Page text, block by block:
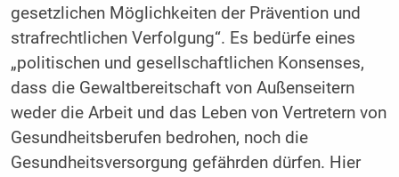
gesetzlichen Möglichkeiten der Prävention und
strafrechtlichen Verfolgung“. Es bedürfe eines
„politischen und gesellschaftlichen Konsenses,
dass die Gewaltbereitschaft von Außenseitern
weder die Arbeit und das Leben von Vertretern von
Gesundheitsberufen bedrohen, noch die
Gesundheitsversorgung gefährden dürfen. Hier